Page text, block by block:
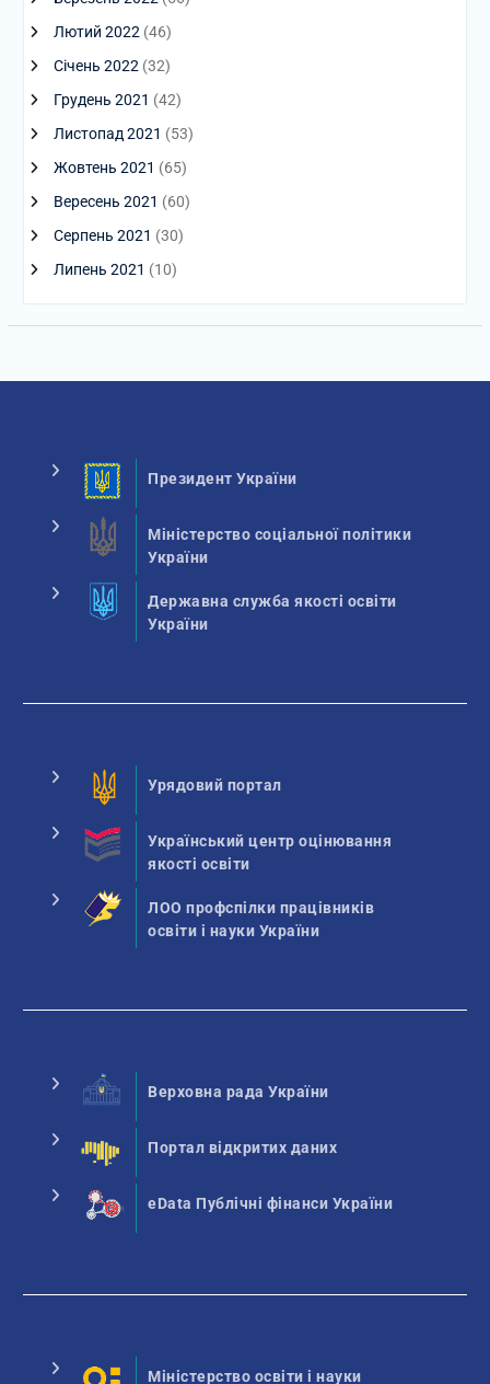
Лютий 2022(46)
Січень 2022(32)
Грудень 2021 (42)
Листопад 2021 (53)
Жовтень 2021 (65)
Вересень 2021 (60)
Серпень 2021 (30)
Липень 2021 (10)
Президент України
Міністерство соціальної політики
України
Державна служба якості освіти
України
Урядовий портал
Український центр оцінювання
якості освіти
ЛОО профспілки працівників
освіти і науки України
Верховна рада України
Портал відкритих даних
eData Публічні фінанси України
Міністерство освіти і науки